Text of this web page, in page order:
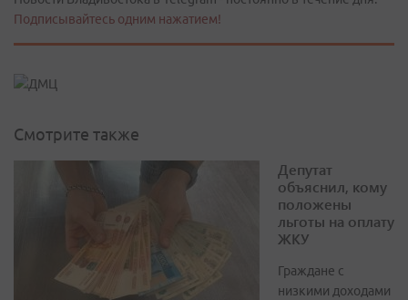
Подписывайтесь одним нажатием!
Смотрите также
Депутат
объяснил, кому
положены
льготы на оплату
ЖКУ
Граждане с
низкими доходами